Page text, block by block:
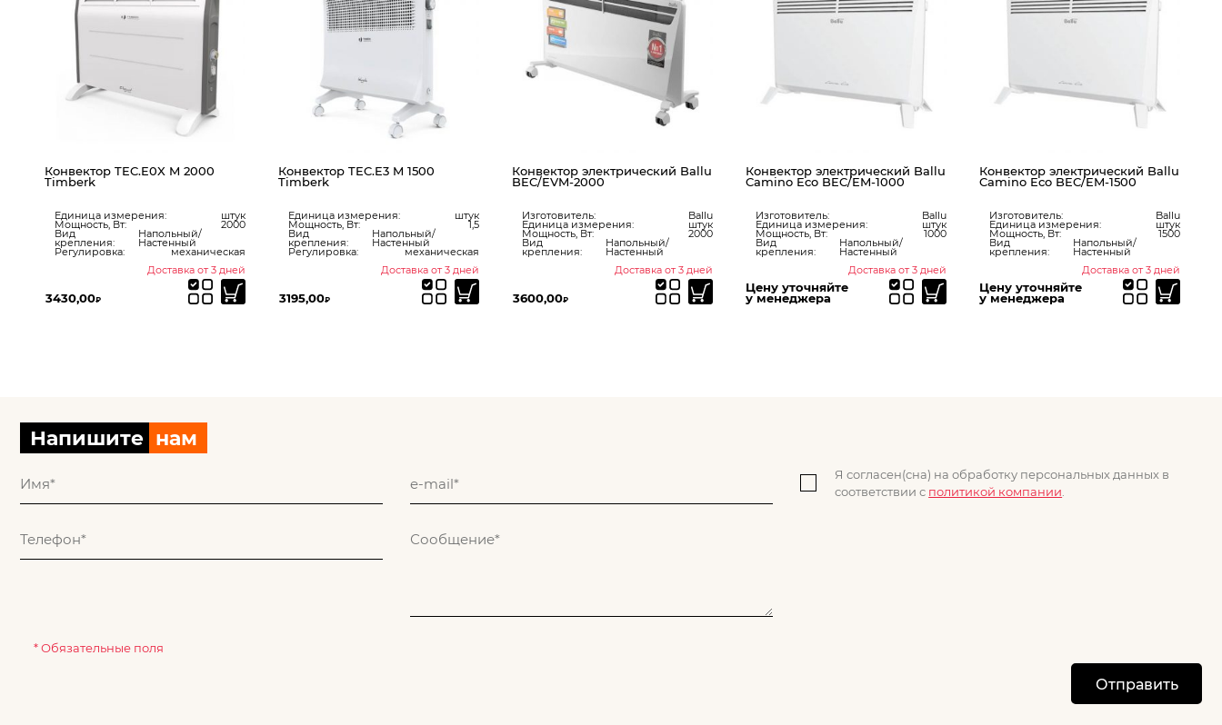
штук
2000
механическая
Конвектор TEC.E3 M 1500
Единица измерения: штук
Мощность, Вт: 1,5
крепления:
Напольный/
Регулировка:
механическая
Доставка от 3 дней
Конвектор электрический Ballu
Изготовитель: Ballu
Единица измерения: штук
Мощность, Вт: 2000
крепления:
Настенный
Доставка от 3 дней
Конвектор электрический Ballu
Camino Eco BEC/EM-1000
Изготовитель: Ballu
Единица измерения: штук
Мощность, Вт: 1000
крепления:
Напольный/
Доставка от 3 дней
Цену уточняйте
у менеджера
Конвектор электрический Ballu
Camino Eco BEC/EM-1500
Изготовитель: Ballu
Единица измерения: штук
Мощность, Вт: 1500
крепления:
Напольный/
Доставка от 3 дней
Цену уточняйте
у менеджера
Конвектор электрический
Camino Eco BEC/EM-2000
Вид
крепления:
Доставка от 3
Цену уточняйте
у менеджера
Напишите нам
Я согласен(сна) на обработку персональных данных в
соответствии с политикой компании
* Обязательные поля
Отправить